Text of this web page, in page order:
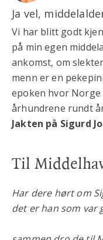
Ja vel,
Vi har blitt godt
på min egen
ankomst, om
menn er en
epoken hvor Norge
århundrene rundt
Jakten på Sigurd
Til
Har dere hørt om
det er han som var